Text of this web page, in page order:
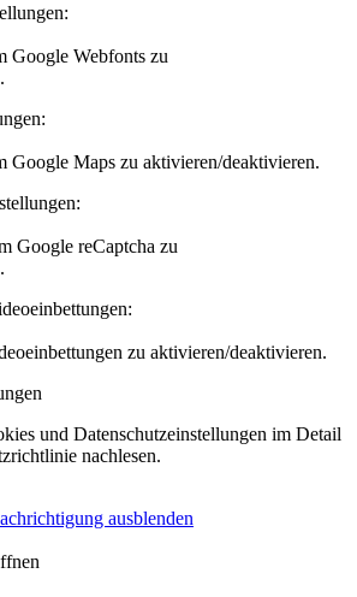
Google Webfonts zu
Google Maps zu aktivieren/deaktivieren.
Google reCaptcha zu
zu aktivieren/deaktivieren.
und Datenschutzeinstellungen im Detail
nachlesen.
ausblenden